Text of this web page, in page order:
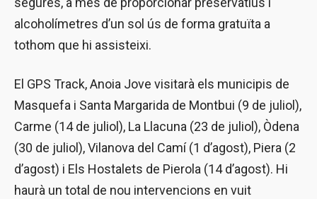
alcoholímetres d’un sol ús de forma gratuïta a
tothom que hi assisteixi.
El GPS Track, Anoia Jove visitarà els municipis de
Masquefa i Santa Margarida de Montbui (9 de juliol),
Carme (14 de juliol), La Llacuna (23 de juliol), Òdena
(30 de juliol), Vilanova del Camí (1 d’agost), Piera (2
d’agost) i Els Hostalets de Pierola (14 d’agost). Hi
haurà un total de nou intervencions en vuit